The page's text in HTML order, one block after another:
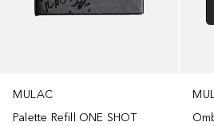
MULAC
Palette Refill ONE SHOT